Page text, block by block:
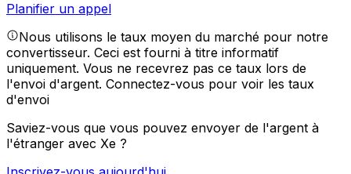
Planifier un appel
Nous utilisons le taux moyen du marché pour notre
convertisseur. Ceci est fourni à titre informatif
uniquement. Vous ne recevrez pas ce taux lors de
l'envoi d'argent. Connectez-vous pour voir les taux
d'envoi
Saviez-vous que vous pouvez envoyer de l'argent à
l'étranger avec Xe ?